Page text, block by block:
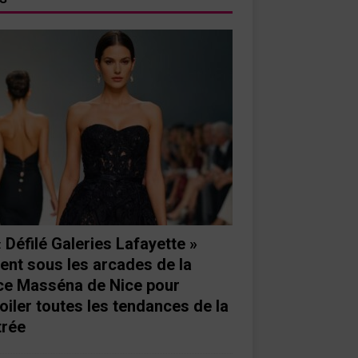
Défilé Galeries Lafayette »
sous les arcades de la
Masséna de Nice pour
toutes les tendances de la